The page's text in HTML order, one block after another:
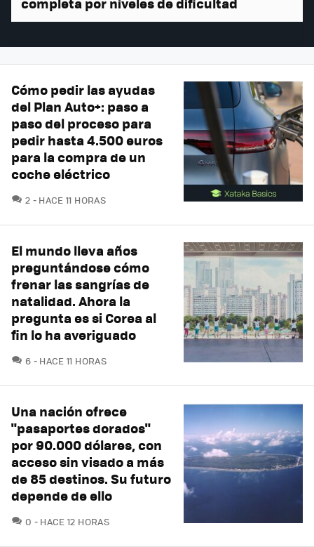
Cómo pedir las ayudas
del Plan Auto+: paso a
paso del proceso para
pedir hasta 4.500 euros
para la compra de un
coche eléctrico
2 COMENTARIOS
HACE 11 HORAS
El mundo lleva años
preguntándose cómo
frenar las sangrías de
natalidad. Ahora la
pregunta es si Corea al
fin lo ha averiguado
6 COMENTARIOS
HACE 11 HORAS
Una nación ofrece
"pasaportes dorados"
por 90.000 dólares, con
acceso sin visado a más
de 85 destinos. Su futuro
depende de ello
0 COMENTARIOS
HACE 12 HORAS